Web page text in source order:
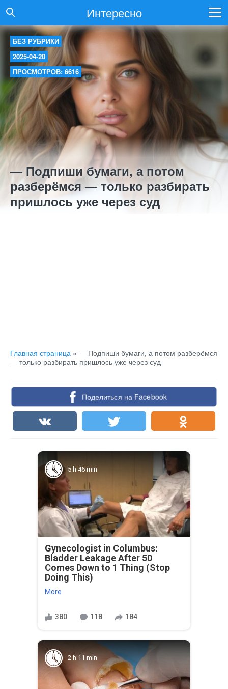
Интересно
БЕЗ РУБРИКИ
2025-04-20
ПРОСМОТРОВ: 6616
— Подпиши бумаги, а потом
разберёмся — только разбирать
пришлось уже через суд
Главная страница » — Подпиши бумаги, а потом разберёмся
— только разбирать пришлось уже через суд
Поделиться на Facebook
5 h 46 min
Gynecologist in Columbus:
Bladder Leakage After 50
Comes Down to 1 Thing (Stop
Doing This)
More
380 118 184
2 h 11 min